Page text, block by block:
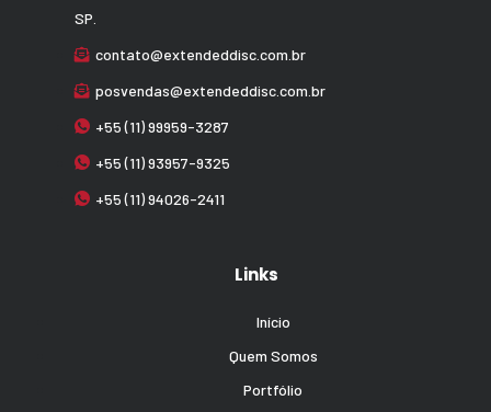
SP.
contato@extendeddisc.com.br
posvendas@extendeddisc.com.br
+55 (11) 99959-3287
+55 (11) 93957-9325
+55 (11) 94026-2411
Links
Início
Quem Somos
Portfólio